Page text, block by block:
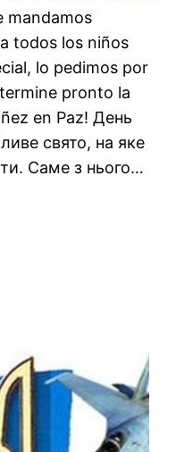
mandamos
todos los niños
lo pedimos por
pronto la
en Paz! День
свято, на яке
Саме з нього…